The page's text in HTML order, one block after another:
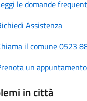
le domande
Assistenza
il comune 0523
un appuntamento
in città